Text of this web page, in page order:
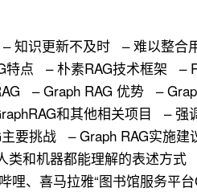
知识更新不及时 – 难以整合
特点 – 朴素RAG技术框架 –
– Graph RAG 优势 –
和其他相关项目 – 强
要挑战 – Graph RAG实施建
和机器都能理解的表述方
、喜马拉雅“图书馆服务平